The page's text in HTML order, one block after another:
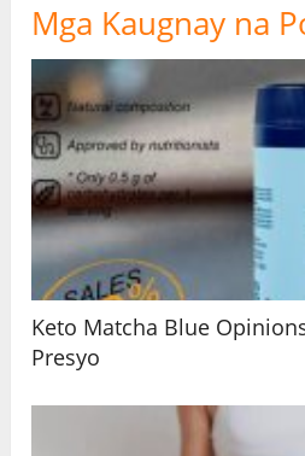
Mga Kaugnay na
Keto Matcha Blue
Presyo